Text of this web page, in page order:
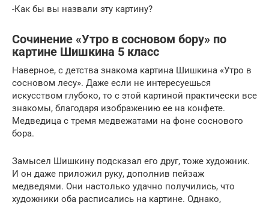
-Как бы вы назвали эту картину?
Сочинение «Утро в сосновом бору» по
картине Шишкина 5 класс
Наверное, с детства знакома картина Шишкина «Утро в
сосновом лесу». Даже если не интересуешься
искусством глубоко, то с этой картиной практически все
знакомы, благодаря изображению ее на конфете.
Медведица с тремя медвежатами на фоне соснового
бора.
Замысел Шишкину подсказал его друг, тоже художник.
И он даже приложил руку, дополнив пейзаж
медведями. Они настолько удачно получились, что
художники оба расписались на картине. Однако,